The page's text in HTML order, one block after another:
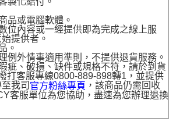
品或電腦軟體。
位內容或一經提供即為完成之線上服
提供者。
。
例外情事適用準則，不提供退貨服務。
疵、破損、缺件或規格不符，請於到貨
打客服專線0800-889-898轉1，並提供
我司 官方粉絲專頁 ，該商品仍需回收
客服單位為您協助，盡速為您辦理退換